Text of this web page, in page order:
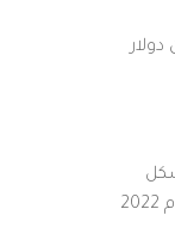
بقيمة 41 مليون دولار
دفعات ابتداءً من الربع الأول من العام 2022